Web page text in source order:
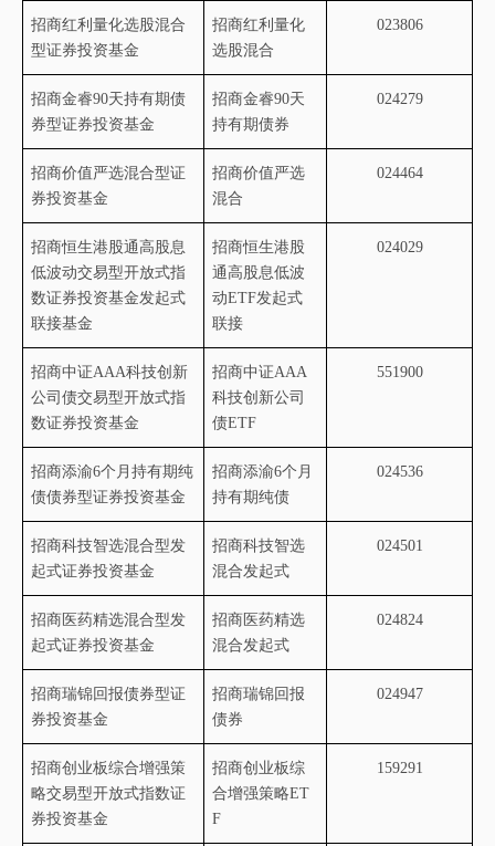
招商红利量化选股混合
型证券投资基金
招商红利量化
选股混合
023806
招商金睿90天持有期债
券型证券投资基金
招商金睿90天
持有期债券
024279
招商价值严选混合型证
券投资基金
招商价值严选
混合
024464
招商恒生港股通高股息
低波动交易型开放式指
数证券投资基金发起式
联接基金
招商恒生港股
通高股息低波
动ETF发起式
联接
024029
招商中证AAA科技创新
公司债交易型开放式指
数证券投资基金
招商中证AAA
科技创新公司
债ETF
551900
招商添渝6个月持有期纯
债债券型证券投资基金
招商添渝6个月
持有期纯债
024536
招商科技智选混合型发
起式证券投资基金
招商科技智选
混合发起式
024501
招商医药精选混合型发
起式证券投资基金
招商医药精选
混合发起式
024824
招商瑞锦回报债券型证
券投资基金
招商瑞锦回报
债券
024947
招商创业板综合增强策
略交易型开放式指数证
券投资基金
招商创业板综
合增强策略ET
F
159291